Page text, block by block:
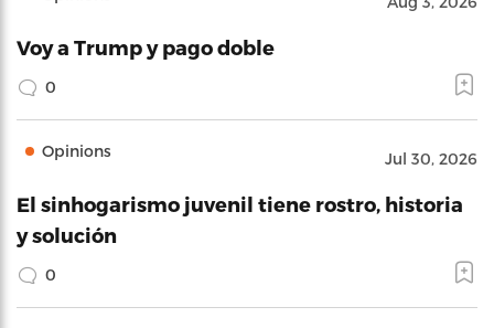
Voy a Trump y pago doble
0
Opinions Jul 30, 2026
El sinhogarismo juvenil tiene rostro, historia
y solución
0